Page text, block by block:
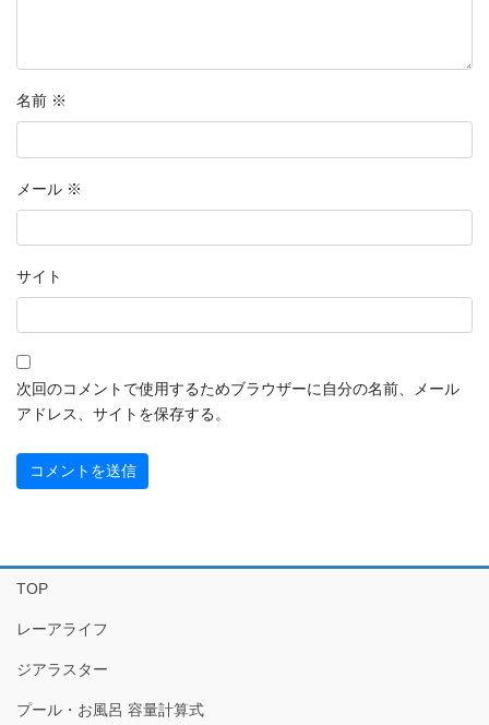
名前 ※
メール ※
サイト
次回のコメントで使用するためブラウザーに自分の名前、メール
アドレス、サイトを保存する。
TOP
レーアライフ
ジアラスター
プール・お風呂 容量計算式